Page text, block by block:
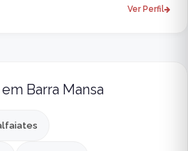
Ver Perfil
Barra Mansa